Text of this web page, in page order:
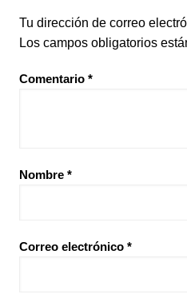
Tu dirección de correo
Los campos obligatorios
Comentario *
Nombre *
Correo electrónico *